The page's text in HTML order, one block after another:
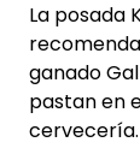
La posada
ganado
pastan en